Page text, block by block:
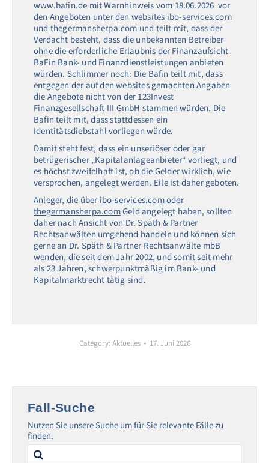
www.bafin.de mit Warnhinweis vom 18.06.2026 vor
den Angeboten unter den websites ibo-services.com
und thegermansherpa.com und teilt mit, dass der
Verdacht besteht, dass die unbekannten Betreiber
ohne die erforderliche Erlaubnis der Finanzaufsicht
BaFin Bank- und Finanzdienstleistungen anbieten
würden. Schlimmer noch: Die Bafin teilt mit, dass
entgegen der auf den websites gemachten Angaben
die Angebote nicht von der 123Invest
Finanzgesellschaft III GmbH stammen würden. Die
Bafin teilt mit, dass stattdessen ein
Identitätsdiebstahl vorliegen würde.
Damit steht fest, dass ein unseriöser oder gar
betrügerischer „Kapitalanlageanbieter“ vorliegt, und
es höchst zweifelhaft ist, ob die Gelder wirklich, wie
versprochen, angelegt werden. Eile ist daher geboten.
Anleger, die über ibo-services.com oder
thegermansherpa.comGeld angelegt haben, sollten
daher nach Ansicht von Dr. Späth & Partner
Rechtsanwälten umgehend handeln und können sich
gerne an Dr. Späth & Partner Rechtsanwälte mbB
wenden, die seit dem Jahr 2002, und somit seit mehr
als 23 Jahren, schwerpunktmäßig im Bank- und
Kapitalmarktrecht tätig sind.
Category:Aktuelles 17. Juni 2026
Fall-Suche
Nutzen Sie unsere Suche um für Sie relevante Fälle zu
finden.
Search
for: